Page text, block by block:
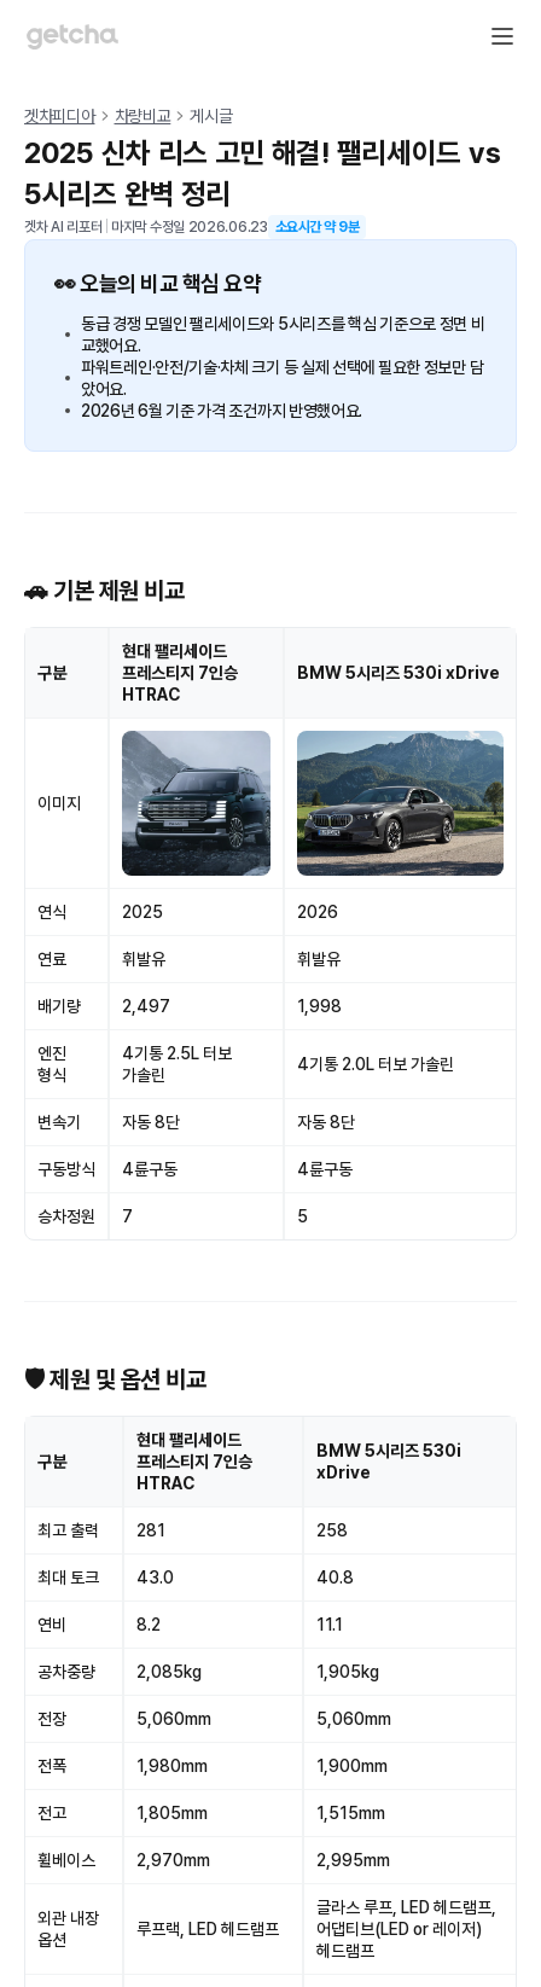
겟차피디아 차량비교 게시글
2025 신차 리스 고민 해결! 팰리세이드 vs
5시리즈 완벽 정리
겟차 AI 리포터 마지막 수정일 2026.06.23 소요시간 약9분
👀 오늘의 비교 핵심 요약
동급 경쟁 모델인 팰리세이드와 5시리즈를 핵심 기준으로 정면 비
교했어요.
파워트레인·안전/기술·차체 크기 등 실제 선택에 필요한 정보만 담
았어요.
2026년 6월 기준 가격 조건까지 반영했어요.
🚗 기본 제원 비교
구분
현대 팰리세이드
프레스티지 7인승
HTRAC
BMW 5시리즈 530i xDrive
이미지
연식 2025 2026
연료 휘발유 휘발유
배기량 2,497 1,998
엔진
형식
4기통 2.5L 터보
가솔린
4기통 2.0L 터보 가솔린
변속기 자동 8단 자동 8단
구동방식 4륜구동 4륜구동
승차정원 7 5
🛡 제원 및 옵션 비교
구분
현대 팰리세이드
프레스티지 7인승
HTRAC
BMW 5시리즈 530i
xDrive
최고 출력 281 258
최대 토크 43.0 40.8
연비 8.2 11.1
공차중량 2,085kg 1,905kg
전장 5,060mm 5,060mm
전폭 1,980mm 1,900mm
전고 1,805mm 1,515mm
휠베이스 2,970mm 2,995mm
외관 내장
옵션
루프랙, LED 헤드램프
글라스 루프, LED 헤드램프,
어댑티브(LED or 레이저)
헤드램프